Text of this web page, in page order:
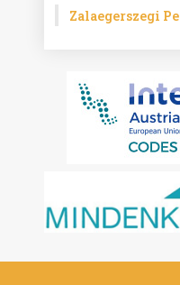
Zalaegerszegi